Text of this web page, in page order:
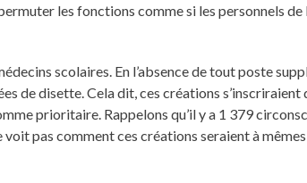
les fonctions comme si les personnels de
scolaires. En l’absence de tout poste
de disette. Cela dit, ces créations s’inscriraient
prioritaire. Rappelons qu’il y a 1 379
pas comment ces créations seraient à